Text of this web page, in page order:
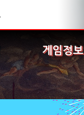
게임정보